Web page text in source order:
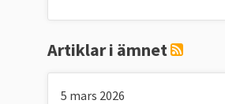
Artiklar i ämnet
5 mars 2026